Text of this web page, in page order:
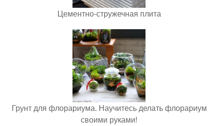
Цементно-стружечная плита
Грунт для флорариума. Научитесь делать флорариум
своими руками!